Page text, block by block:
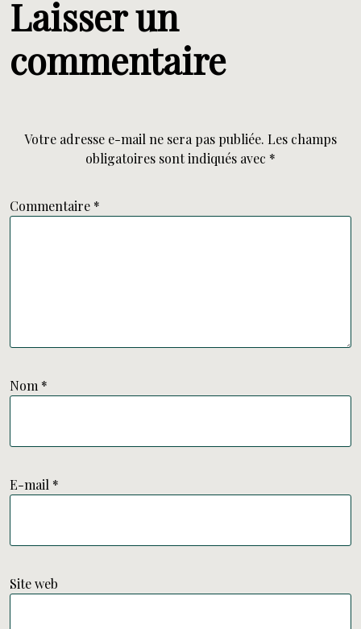
Laisser un
commentaire
Votre adresse e-mail ne sera pas publiée. Les champs
obligatoires sont indiqués avec *
Commentaire *
Nom *
E-mail *
Site web